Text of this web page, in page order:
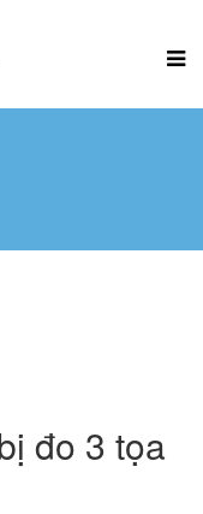
đo 3 tọa